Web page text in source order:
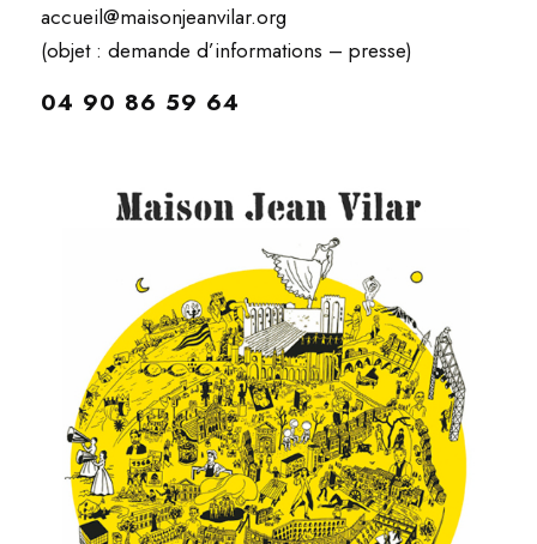
accueil@maisonjeanvilar.org
(objet : demande d’informations – presse)
04 90 86 59 64